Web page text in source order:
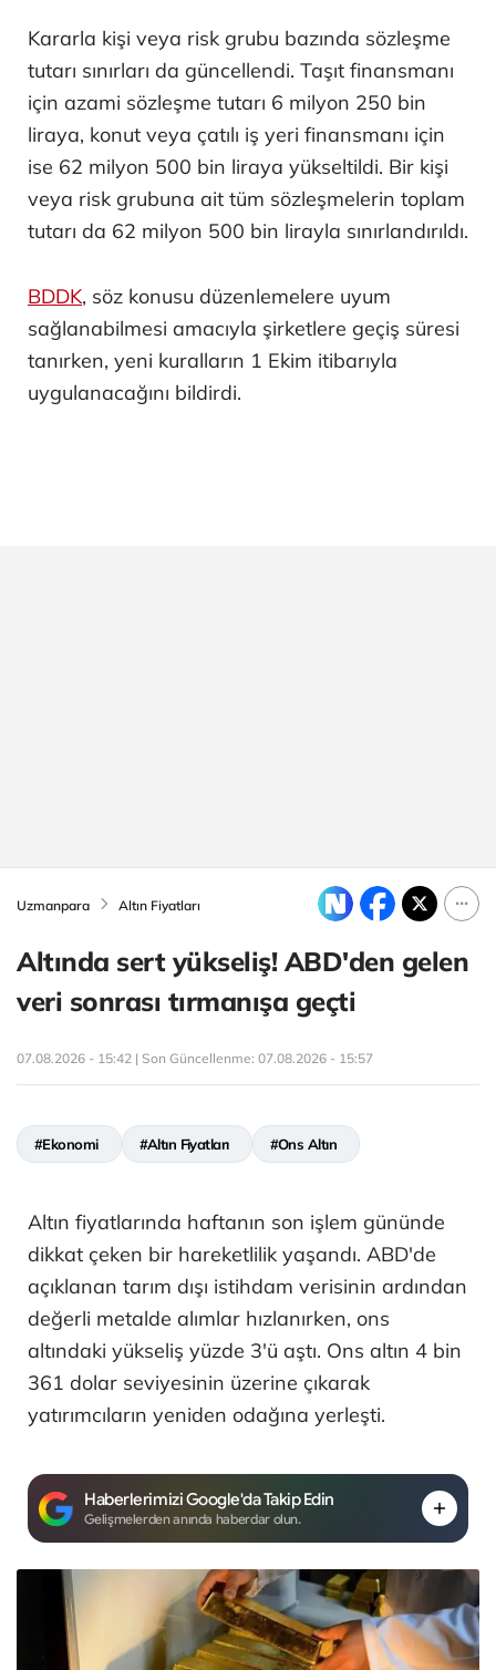
Kararla kişi veya risk grubu bazında sözleşme
tutarı sınırları da güncellendi. Taşıt finansmanı
için azami sözleşme tutarı 6 milyon 250 bin
liraya, konut veya çatılı iş yeri finansmanı için
ise 62 milyon 500 bin liraya yükseltildi. Bir kişi
veya risk grubuna ait tüm sözleşmelerin toplam
tutarı da 62 milyon 500 bin lirayla sınırlandırıldı.
BDDK, söz konusu düzenlemelere uyum
sağlanabilmesi amacıyla şirketlere geçiş süresi
tanırken, yeni kuralların 1 Ekim itibarıyla
uygulanacağını bildirdi.
Uzmanpara Altın Fiyatları
Altında sert yükseliş! ABD'den gelen
veri sonrası tırmanışa geçti
07.08.2026 - 15:42 | Son Güncellenme: 07.08.2026 - 15:57
#Ekonomi #Altın Fiyatları #Ons Altın
Altın fiyatlarında haftanın son işlem gününde
dikkat çeken bir hareketlilik yaşandı. ABD'de
açıklanan tarım dışı istihdam verisinin ardından
değerli metalde alımlar hızlanırken, ons
altındaki yükseliş yüzde 3'ü aştı. Ons altın 4 bin
361 dolar seviyesinin üzerine çıkarak
yatırımcıların yeniden odağına yerleşti.
Haberlerimizi Google'da Takip Edin
Gelişmelerden anında haberdar olun.